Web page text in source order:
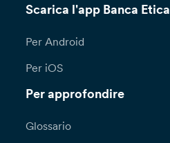
Scarica l'app Banca Etica
Per Android
Per iOS
Per approfondire
Glossario